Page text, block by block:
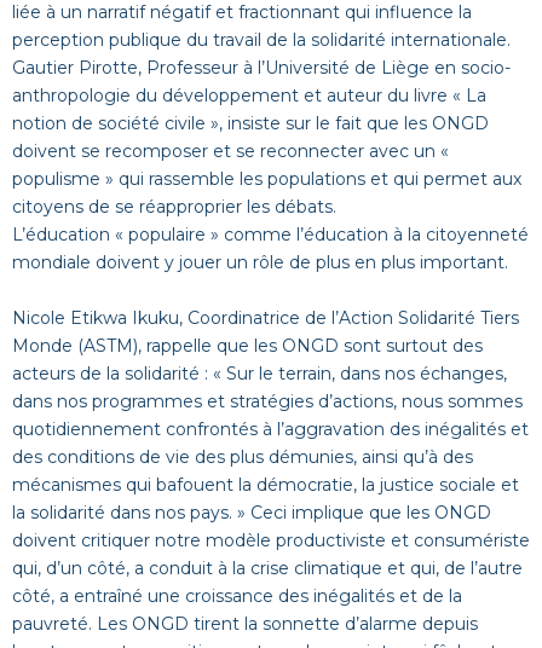
liée à un narratif négatif et fractionnant qui influence la
perception publique du travail de la solidarité internationale.
Gautier Pirotte, Professeur à l’Université de Liège en socio-
anthropologie du développement et auteur du livre « La
notion de société civile », insiste sur le fait que les ONGD
doivent se recomposer et se reconnecter avec un «
populisme » qui rassemble les populations et qui permet aux
citoyens de se réapproprier les débats.
L’éducation « populaire » comme l’éducation à la citoyenneté
mondiale doivent y jouer un rôle de plus en plus important.
Nicole Etikwa Ikuku, Coordinatrice de l’Action Solidarité Tiers
Monde (ASTM), rappelle que les ONGD sont surtout des
acteurs de la solidarité : « Sur le terrain, dans nos échanges,
dans nos programmes et stratégies d’actions, nous sommes
quotidiennement confrontés à l’aggravation des inégalités et
des conditions de vie des plus démunies, ainsi qu’à des
mécanismes qui bafouent la démocratie, la justice sociale et
la solidarité dans nos pays. » Ceci implique que les ONGD
doivent critiquer notre modèle productiviste et consumériste
qui, d’un côté, a conduit à la crise climatique et qui, de l’autre
côté, a entraîné une croissance des inégalités et de la
pauvreté. Les ONGD tirent la sonnette d’alarme depuis